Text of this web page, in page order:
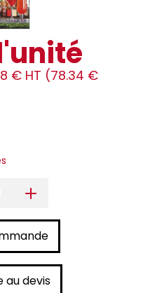
€ HT (78.34 €
au devis